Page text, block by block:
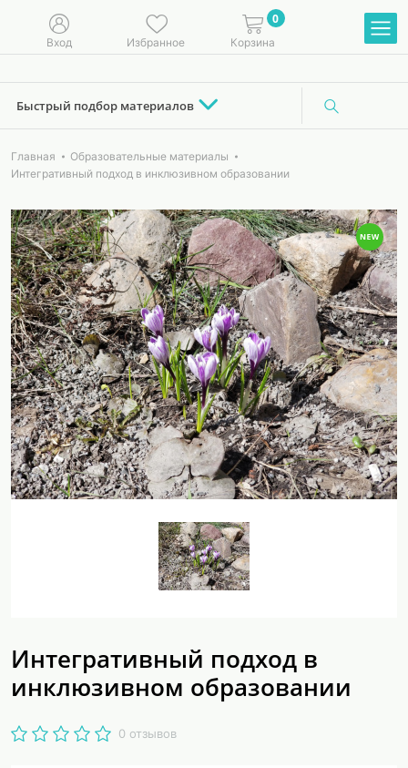
Вход Избранное
0
Корзина
Быстрый подбор материалов
Главная
Образовательные материалы
Интегративный подход в инклюзивном образовании
Интегративный подход в
инклюзивном образовании
0 отзывов